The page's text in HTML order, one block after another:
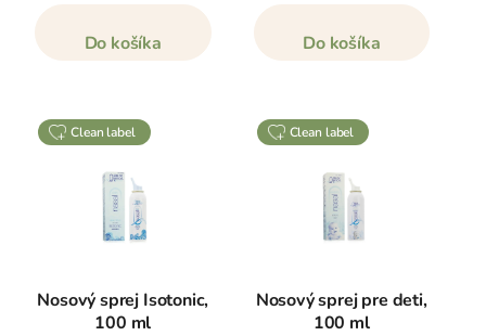
Do košíka Do košíka
clean label
Nosový sprej Isotonic,
100 ml
clean label
Nosový sprej pre deti,
100 ml